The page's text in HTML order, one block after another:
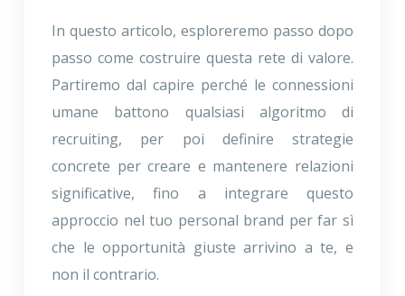
In questo articolo, esploreremo passo dopo
passo come costruire questa rete di valore.
Partiremo dal capire perché le connessioni
umane battono qualsiasi algoritmo di
recruiting, per poi definire strategie
concrete per creare e mantenere relazioni
significative, fino a integrare questo
approccio nel tuo personal brand per far sì
che le opportunità giuste arrivino a te, e
non il contrario.